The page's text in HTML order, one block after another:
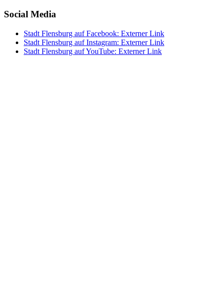
Social Media
Stadt Flensburg auf Facebook: Externer Link
Stadt Flensburg auf Instagram: Externer Link
Stadt Flensburg auf YouTube: Externer Link